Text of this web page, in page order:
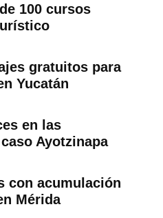
100 cursos
gratuitos para
Yucatán
en las
Ayotzinapa
con acumulación
Mérida